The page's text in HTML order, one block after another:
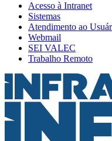
Acesso à Intranet
Sistemas
Atendimento ao
Webmail
SEI VALEC
Trabalho Remoto